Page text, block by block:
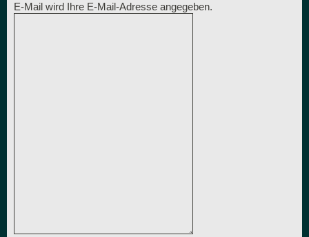
E-Mail wird Ihre E-Mail-Adresse angegeben.